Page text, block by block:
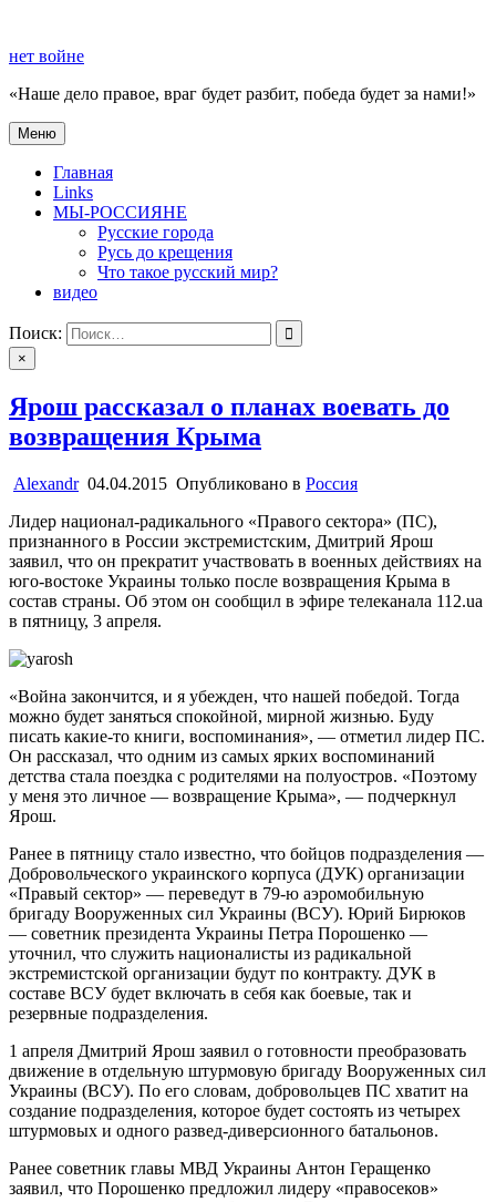
содержимому
нет войне
«Наше дело правое, враг будет разбит, победа будет за нами!»
нет войне
«Наше дело правое, враг будет разбит, победа будет за нами!»
Меню
Главная
Links
МЫ-РОССИЯНЕ
Русские города
Русь до крещения
Что такое русский мир?
видео
Поиск:
×
Ярош рассказал о планах воевать до
возвращения Крыма
Alexandr 04.04.2015 Опубликовано в Россия
Лидер национал-радикального «Правого сектора» (ПС),
признанного в России экстремистским, Дмитрий Ярош
заявил, что он прекратит участвовать в военных действиях на
юго-востоке Украины только после возвращения Крыма в
состав страны. Об этом он сообщил в эфире телеканала 112.ua
в пятницу, 3 апреля.
«Война закончится, и я убежден, что нашей победой. Тогда
можно будет заняться спокойной, мирной жизнью. Буду
писать какие-то книги, воспоминания», — отметил лидер ПС.
Он рассказал, что одним из самых ярких воспоминаний
детства стала поездка с родителями на полуостров. «Поэтому
у меня это личное — возвращение Крыма», — подчеркнул
Ярош.
Ранее в пятницу стало известно, что бойцов подразделения —
Добровольческого украинского корпуса (ДУК) организации
«Правый сектор» — переведут в 79-ю аэромобильную
бригаду Вооруженных сил Украины (ВСУ). Юрий Бирюков
— советник президента Украины Петра Порошенко —
уточнил, что служить националисты из радикальной
экстремистской организации будут по контракту. ДУК в
составе ВСУ будет включать в себя как боевые, так и
резервные подразделения.
1 апреля Дмитрий Ярош заявил о готовности преобразовать
движение в отдельную штурмовую бригаду Вооруженных сил
Украины (ВСУ). По его словам, добровольцев ПС хватит на
создание подразделения, которое будет состоять из четырех
штурмовых и одного развед-диверсионного батальонов.
Ранее советник главы МВД Украины Антон Геращенко
заявил, что Порошенко предложил лидеру «правосеков»